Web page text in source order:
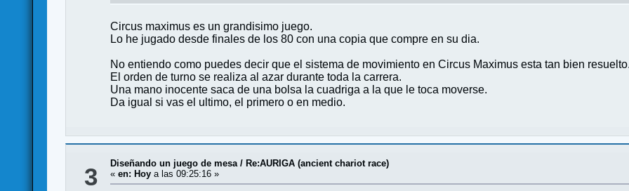
Circus maximus es un grandisimo juego.
Lo he jugado desde finales de los 80 con una copia que compre en su dia.
No entiendo como puedes decir que el sistema de movimiento en Circus Maximus esta tan bien
El orden de turno se realiza al azar durante toda la carrera.
Una mano inocente saca de una bolsa la cuadriga a la que le toca moverse.
Da igual si vas el ultimo, el primero o en medio.
3 Diseñando un juego de mesa /Re:AURIGA (ancient chariot race)
«en: Hoy a las 09:25:16 »